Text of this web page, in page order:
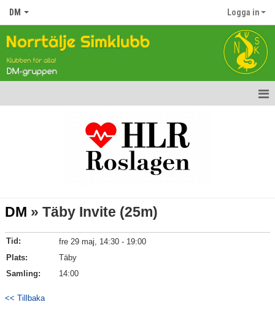
DM Logga in
Dokument
Kontakt
DM » Täby Invite (25m)
Tid:
fre 29 maj, 14:30 - 19:00
Plats:
Täby
Samling:
14:00
<< Tillbaka